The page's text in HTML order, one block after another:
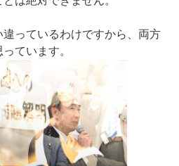
っているわけですから、両方
ています。